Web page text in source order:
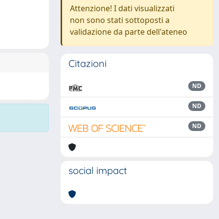
Attenzione! I dati visualizzati
non sono stati sottoposti a
validazione da parte dell'ateneo
Citazioni
ND
ND
ND
social impact